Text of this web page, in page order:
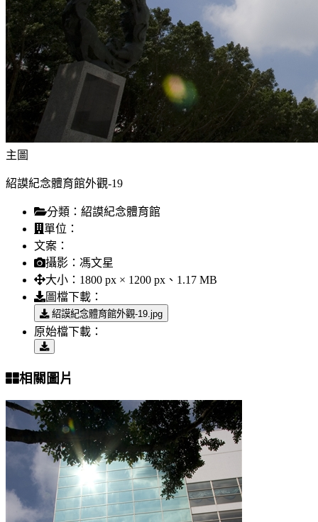
主圖
紹謨紀念體育館外觀-19
分類： 紹謨紀念體育館
單位：
文案：
攝影： 馮文星
大小： 1800 px × 1200 px、1.17 MB
圖檔下載：
紹謨紀念體育館外觀-19.jpg
原始檔下載：
相關圖片